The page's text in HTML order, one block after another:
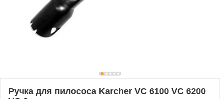
Ручка для пилососа Karcher VC 6100 VC 6200